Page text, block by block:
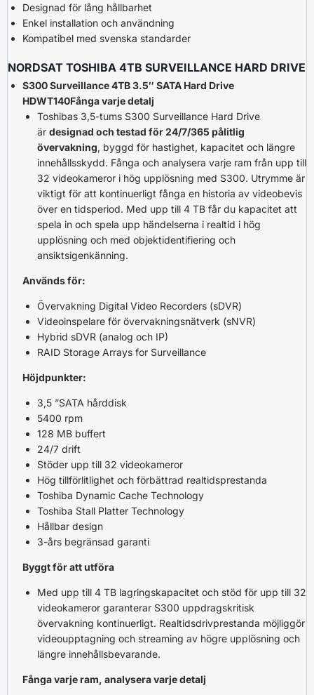
Designad för lång hållbarhet
Enkel installation och användning
Kompatibel med svenska standarder
NORDSAT TOSHIBA 4TB SURVEILLANCE HARD DRIVE
S300 Surveillance 4TB 3.5″ SATA Hard Drive
HDWT140Fånga varje detalj
Toshibas 3,5-tums S300 Surveillance Hard Drive
är designad och testad för 24/7/365 pålitlig
övervakning, byggd för hastighet, kapacitet och längre
innehållsskydd. Fånga och analysera varje ram från upp till
32 videokameror i hög upplösning med S300. Utrymme är
viktigt för att kontinuerligt fånga en historia av videobevis
över en tidsperiod. Med upp till 4 TB får du kapacitet att
spela in och spela upp händelserna i realtid i hög
upplösning och med objektidentifiering och
ansiktsigenkänning.
Används för:
Övervakning Digital Video Recorders (sDVR)
Videoinspelare för övervakningsnätverk (sNVR)
Hybrid sDVR (analog och IP)
RAID Storage Arrays for Surveillance
Höjdpunkter:
3,5 ”SATA hårddisk
5400 rpm
128 MB buffert
24/7 drift
Stöder upp till 32 videokameror
Hög tillförlitlighet och förbättrad realtidsprestanda
Toshiba Dynamic Cache Technology
Toshiba Stall Platter Technology
Hållbar design
3-års begränsad garanti
Byggt för att utföra
Med upp till 4 TB lagringskapacitet och stöd för upp till 32
videokameror garanterar S300 uppdragskritisk
övervakning kontinuerligt. Realtidsdrivprestanda möjliggör
videoupptagning och streaming av högre upplösning och
längre innehållsbevarande.
Fånga varje ram, analysera varje detalj